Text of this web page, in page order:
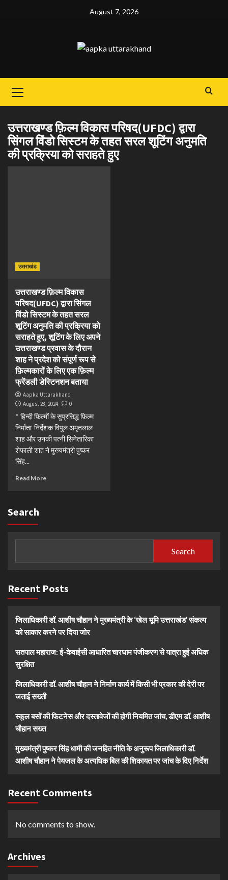
August 7, 2026
Menu
उत्तराखण्ड फ़िल्म विकास परिषद(UFDC) द्वारा
सिंगल विंडो सिस्टम के तहत सरल शूटिंग अनुमति
की प्रक्रिया को सराहते हुए
उत्तराखंड
उत्तराखण्ड फ़िल्म विकास
परिषद(UFDC) द्वारा सिंगल
विंडो सिस्टम के तहत सरल
शूटिंग अनुमति की प्रक्रिया को
सराहते हुए, शूटिंग के लिए अपने
उत्तराखण्ड प्रवास के दौरान
शाह ने प्रदेश को संपूर्ण रूप से
फ़िल्मकारों के लिए एक फ़िल्म
फ्रेंडली डेस्टिनशन बताया
Aapka Uttarakhand
August 28, 2024
0
* हिन्दी फ़िल्मों के सुप्रसिद्ध फ़िल्म
निर्माता-निर्देशक विपुल अमृतलाल
शाह और उनकी पत्नी सिनेतारिका
शेफाली शाह ने मुख्यमंत्री पुष्कर
सिंह...
Read More
Search
Search
Recent Posts
जिलाधिकारी डॉ. आशीष चौहान ने मुख्यमंत्री के ‘खेल भूमि उत्तराखंड’ संकल्प
को साकार करने पर दिया जोर
सतपाल महाराज: ई-केवाईसी आधारित चारधाम पंजीकरण से यात्रा हुई अधिक
सुरक्षित
जिलाधिकारी डॉ. आशीष चौहान ने निर्माण कार्य में किसी भी प्रकार की देरी पर
जताई सख्ती
स्कूल बसों की फिटनेस और दस्तावेजों की होगी नियमित जांच, डीएम डॉ. आशीष
चौहान सख्त
मुख्यमंत्री पुष्कर सिंह धामी की जनहित नीति के अनुरूप जिलाधिकारी डॉ.
आशीष चौहान ने पेयजल के अत्यधिक बिल की शिकायत पर जांच के दिए निर्देश
Recent Comments
No comments to show.
Archives